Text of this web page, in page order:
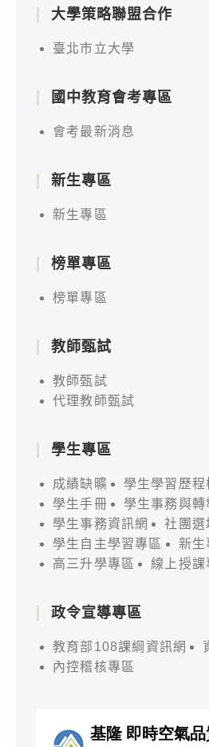
大學策略聯盟合作
臺北市立大學
國中教育會考專區
會考最新消息
新生專區
新生專區
榜單專區
榜單專區
教師甄試
教師甄試
代理教師甄試
學生專區
成績缺曠
學生學習歷程
學生手冊
學生事務與轉
學生事務資訊網
社團選
學生自主學習專區
新生
高三升學專區
線上授課
政令宣導專區
教育部108課綱資訊網
內控稽核專區